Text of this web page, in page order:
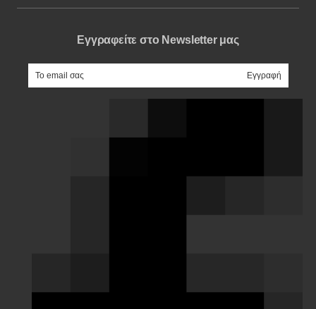
Εγγραφείτε στο Newsletter μας
e-mail